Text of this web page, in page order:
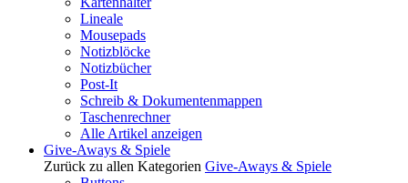
Lineale
Mousepads
Notizblöcke
Notizbücher
Post-It
Schreib & Dokumentenmappen
Taschenrechner
Alle Artikel anzeigen
Give-Aways & Spiele
Zurück zu allen Kategorien Give-Aways & Spiele